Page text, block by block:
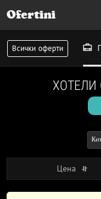
Ofertini
Всички оферти
ХОТЕЛИ
Цена